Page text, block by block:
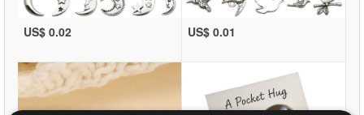
US$ 0.02 US$ 0.01